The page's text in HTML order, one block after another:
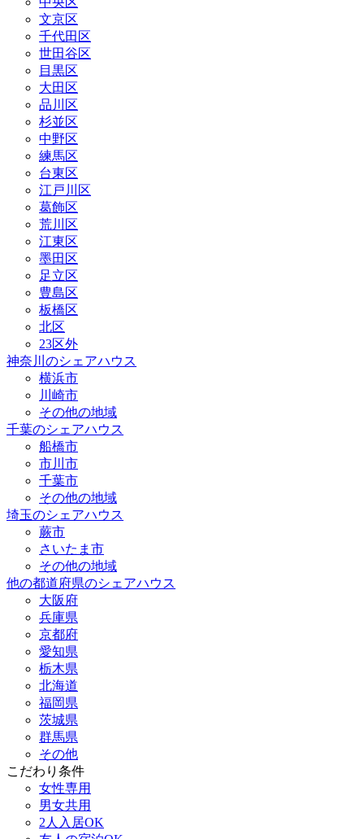
文京区
千代田区
世田谷区
目黒区
大田区
品川区
杉並区
中野区
練馬区
台東区
江戸川区
葛飾区
荒川区
江東区
墨田区
足立区
豊島区
板橋区
北区
23区外
神奈川のシェアハウス
横浜市
川崎市
その他の地域
千葉のシェアハウス
船橋市
市川市
千葉市
その他の地域
埼玉のシェアハウス
蕨市
さいたま市
その他の地域
他の都道府県のシェアハウス
大阪府
兵庫県
京都府
愛知県
栃木県
北海道
福岡県
茨城県
群馬県
その他
こだわり条件
女性専用
男女共用
2人入居OK